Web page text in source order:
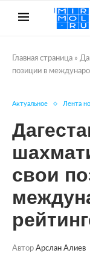
Главная страница »
позиции в
Актуальное Лента
свои
Автор Арслан Алиев